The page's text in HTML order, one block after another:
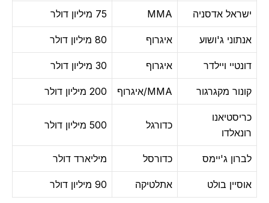
ישראל אדסניה MMA 75 מיליון דולר
אנתוני ג'ושוע איגרוף 80 מיליון דולר
דונטיי ויילדר איגרוף 30 מיליון דולר
קונור מקגרגור MMA/איגרוף 200 מיליון דולר
כריסטיאנו
רונאלדו
כדורגל 500 מיליון דולר
לברון ג'יימס כדורסל מיליארד דולר
אוסיין בולט אתלטיקה 90 מיליון דולר